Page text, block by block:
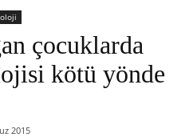
çocuklarda
kötü yönde
2015